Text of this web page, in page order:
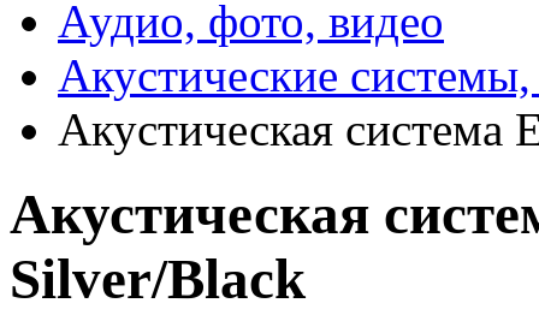
Аудио, фото, видео
Акустические
Акустическая
Акустическая
Silver/Black